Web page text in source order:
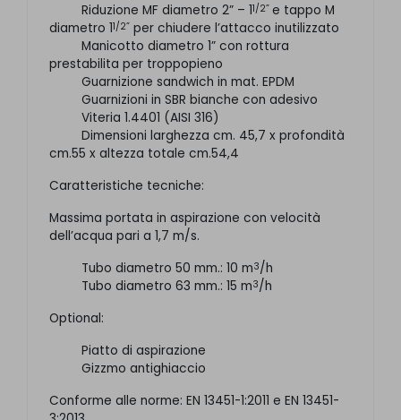
Riduzione MF diametro 2” – 11/2” e tappo M
diametro 11/2” per chiudere l’attacco inutilizzato
Manicotto diametro 1” con rottura
prestabilita per troppopieno
Guarnizione sandwich in mat. EPDM
Guarnizioni in SBR bianche con adesivo
Viteria 1.4401 (AISI 316)
Dimensioni larghezza cm. 45,7 x profondità
cm.55 x altezza totale cm.54,4
Caratteristiche tecniche:
Massima portata in aspirazione con velocità
dell’acqua pari a 1,7 m/s.
Tubo diametro 50 mm.: 10 m3/h
Tubo diametro 63 mm.: 15 m3/h
Optional:
Piatto di aspirazione
Gizzmo antighiaccio
Conforme alle norme: EN 13451-1:2011 e EN 13451-